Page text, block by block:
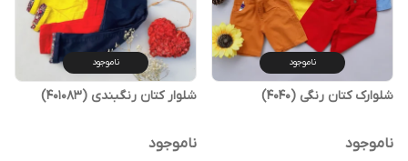
ناموجود
شلوارک کتان رنگی (4040)
ناموجود
ناموجود
شلوار کتان رنگبندی (401083)
ناموجود